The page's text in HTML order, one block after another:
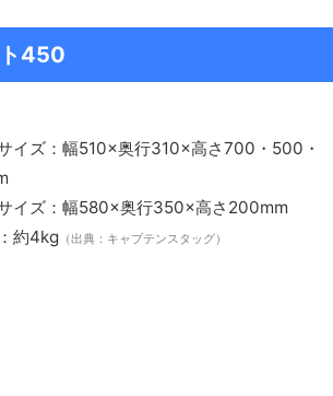
ト450
イズ：幅510×奥行310×高さ700・500・
イズ：幅580×奥行350×高さ200mm
約4kg （出典：キャプテンスタッグ）